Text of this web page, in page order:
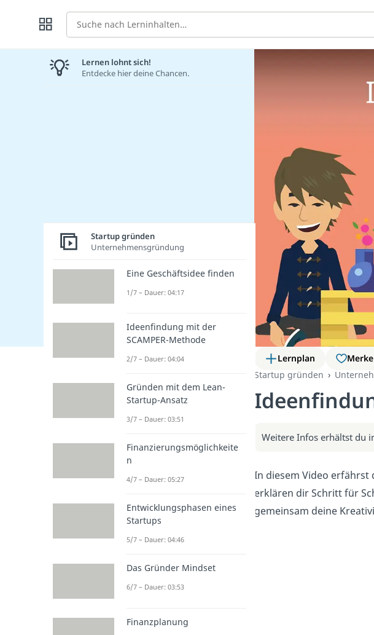
Suche
Lernplan
Startup gründen
Weitere Infos erhältst du
In diesem Video erfährst
erklären dir Schritt für
gemeinsam deine
Lernen lohnt sich!
Entdecke hier deine Chancen.
Startup gründen
Unternehmensgründung
Eine Geschäftsidee finden
1/7 – Dauer: 04:17
Ideenfindung mit der
SCAMPER-Methode
2/7 – Dauer: 04:04
Gründen mit dem Lean-
Startup-Ansatz
3/7 – Dauer: 03:51
Finanzierungsmöglichkeite
n
4/7 – Dauer: 05:27
Entwicklungsphasen eines
Startups
5/7 – Dauer: 04:46
Das Gründer Mindset
6/7 – Dauer: 03:53
Finanzplanung